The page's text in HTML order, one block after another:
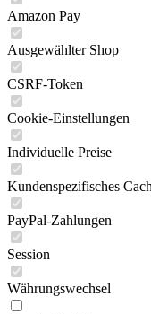
Amazon Pay
Ausgewählter Shop
CSRF-Token
Cookie-Einstellungen
Individuelle Preise
Kundenspezifisches
PayPal-Zahlungen
Session
Währungswechsel